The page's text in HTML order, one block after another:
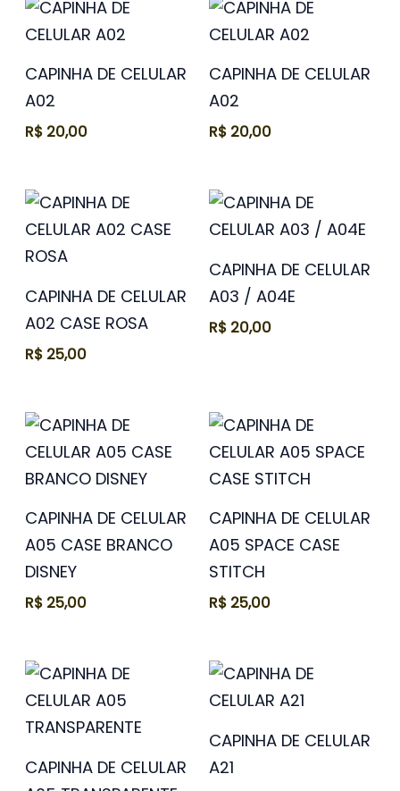
CAPINHA DE CELULAR
A02
R$ 20,00
CAPINHA DE CELULAR
A02
R$ 20,00
CAPINHA DE CELULAR
A02 CASE ROSA
R$ 25,00
CAPINHA DE CELULAR
A03 / A04E
R$ 20,00
CAPINHA DE CELULAR
A05 CASE BRANCO
DISNEY
R$ 25,00
CAPINHA DE CELULAR
A05 SPACE CASE
STITCH
R$ 25,00
CAPINHA DE CELULAR
CAPINHA DE CELULAR
A21